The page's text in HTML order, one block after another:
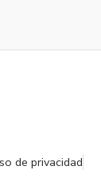
de privacidad